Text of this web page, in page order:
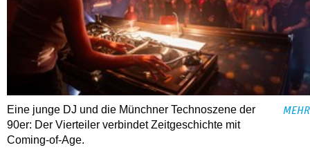
Eine junge DJ und die Münchner Technoszene der
90er: Der Vierteiler verbindet Zeitgeschichte mit
Coming-of-Age.
MEHR